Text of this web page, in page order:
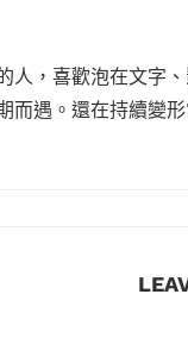
人，喜歡泡在文字
而遇。還在持續變